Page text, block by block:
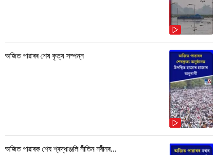
অজিত পাৱাৰৰ শেষ কৃত্য সম্পন্ন
অজিত পাৱাৰক শেষ শ্ৰদ্ধাঞ্জলি নীতিন নবীনৰ...